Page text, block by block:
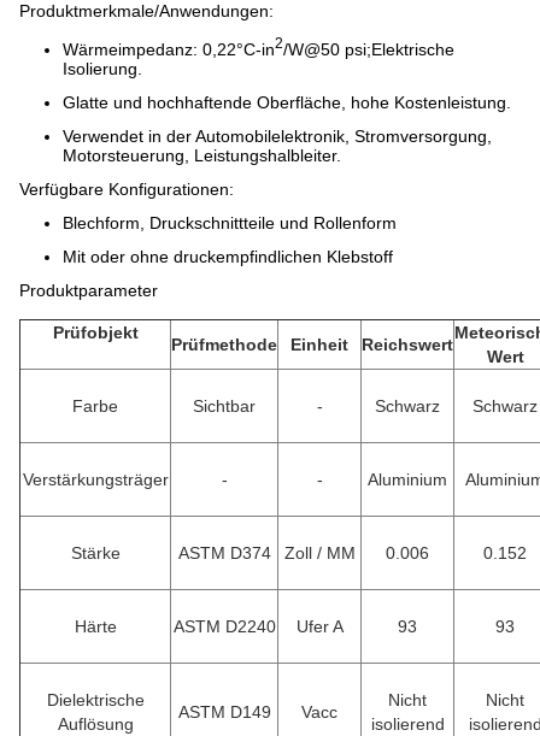
Produktmerkmale/Anwendungen:
Wärmeimpedanz: 0,22°C-in2/W@50 psi;Elektrische
Isolierung.
Glatte und hochhaftende Oberfläche, hohe Kostenleistung.
Verwendet in der Automobilelektronik, Stromversorgung,
Motorsteuerung, Leistungshalbleiter.
Verfügbare Konfigurationen:
Blechform, Druckschnittteile und Rollenform
Mit oder ohne druckempfindlichen Klebstoff
Produktparameter
Prüfobjekt
Prüfmethode Einheit Reichswert
Wert
Farbe Sichtbar - Schwarz Schwarz
Verstärkungsträger - - Aluminium
Stärke ASTM D374 Zoll / MM 0.006 0.152
Härte ASTM D2240 Ufer A 93 93
Dielektrische
Auflösung
ASTM D149 Vacc
Nicht
isolierend
Nicht